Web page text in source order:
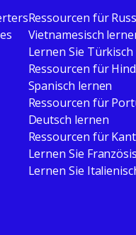
Ressourcen für
Vietnamesisch
Lernen Sie Türkisch
Ressourcen für
Spanisch lernen
Ressourcen für
Deutsch lernen
Ressourcen für
Lernen Sie
Lernen Sie